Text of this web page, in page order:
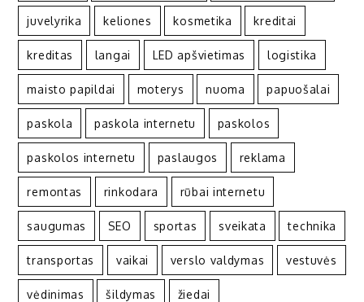
juvelyrika keliones kosmetika kreditai
kreditas langai LED apšvietimas logistika
maisto papildai moterys nuoma papuošalai
paskola paskola internetu paskolos
paskolos internetu paslaugos reklama
remontas rinkodara rūbai internetu
saugumas SEO sportas sveikata technika
transportas vaikai verslo valdymas vestuvės
vėdinimas šildymas žiedai